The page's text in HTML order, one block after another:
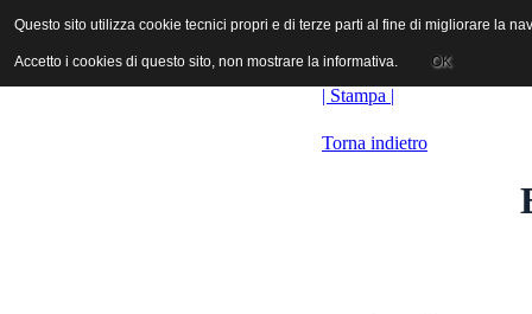
ANICA | Associazione Nazionale Industrie Cinematografiche
| Stampa |
Torna indietro
Questo sito utilizza cookie tecnici propri e di terze parti al fine di migliorare la
Accetto i cookies di questo sito, non mostrare la informativa. OK
Questo sito utilizza cookie tecnici propri e di terze parti al fine di migliorare la
Accetto i cookies di questo sito, non mostrare la informativa. OK